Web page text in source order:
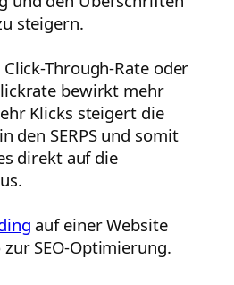
steigern.
Through-Rate oder
bewirkt mehr
Klicks steigert die
den SERPS und somit
direkt auf die
auf einer Website
SEO-Optimierung.